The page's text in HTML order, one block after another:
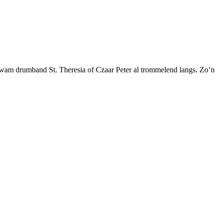
drumband St. Theresia of Czaar Peter al trommelend langs. Zo’n